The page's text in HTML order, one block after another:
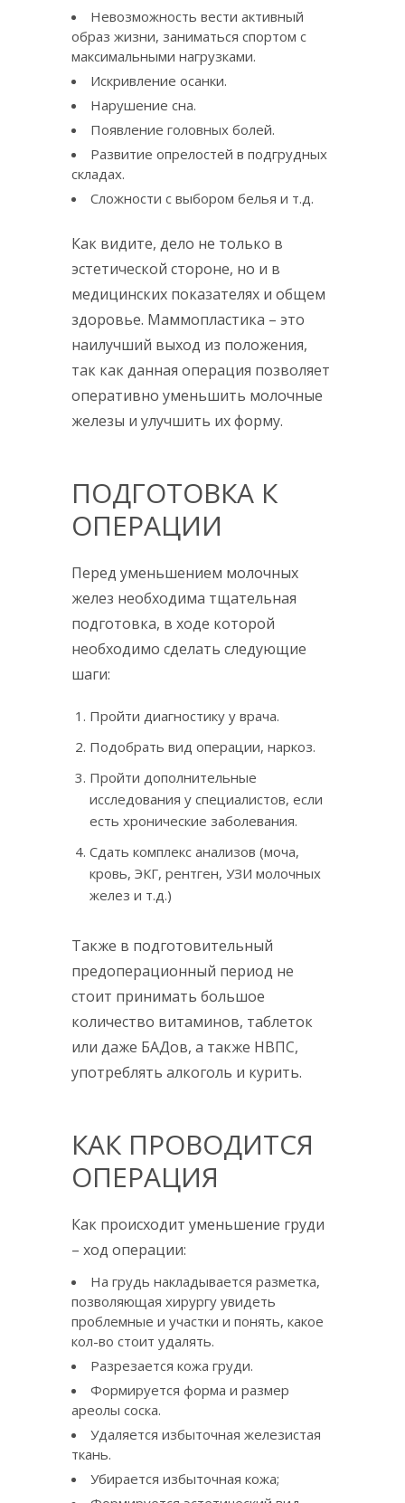
Невозможность вести активный
образ жизни, заниматься спортом с
максимальными нагрузками.
Искривление осанки.
Нарушение сна.
Появление головных болей.
Развитие опрелостей в подгрудных
складах.
Сложности с выбором белья и т.д.
Как видите, дело не только в
эстетической стороне, но и в
медицинских показателях и общем
здоровье. Маммопластика – это
наилучший выход из положения,
так как данная операция позволяет
оперативно уменьшить молочные
железы и улучшить их форму.
ПОДГОТОВКА К
ОПЕРАЦИИ
Перед уменьшением молочных
желез необходима тщательная
подготовка, в ходе которой
необходимо сделать следующие
шаги:
Пройти диагностику у врача.
Подобрать вид операции, наркоз.
Пройти дополнительные
исследования у специалистов, если
есть хронические заболевания.
Сдать комплекс анализов (моча,
кровь, ЭКГ, рентген, УЗИ молочных
желез и т.д.)
Также в подготовительный
предоперационный период не
стоит принимать большое
количество витаминов, таблеток
или даже БАДов, а также НВПС,
употреблять алкоголь и курить.
КАК ПРОВОДИТСЯ
ОПЕРАЦИЯ
Как происходит уменьшение груди
– ход операции:
На грудь накладывается разметка,
позволяющая хирургу увидеть
проблемные и участки и понять, какое
кол-во стоит удалять.
Разрезается кожа груди.
Формируется форма и размер
ареолы соска.
Удаляется избыточная железистая
ткань.
Убирается избыточная кожа;